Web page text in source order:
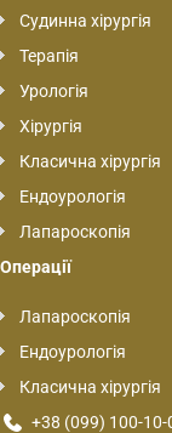
Судинна хірургія
Терапія
Урологія
Хірургія
Класична хірургія
Ендоурологія
Лапароскопія
Операції
Лапароскопія
Ендоурологія
Класична хірургія
+38 (099) 100-10-